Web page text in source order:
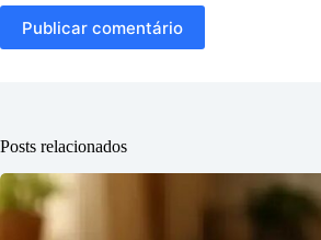
Publicar comentário
Posts relacionados